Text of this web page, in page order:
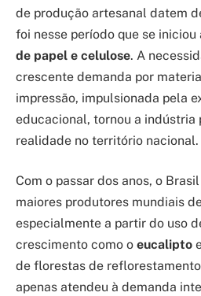
de produção artesanal datem
foi nesse período que se iniciou
de papel e celulose. A
crescente demanda por
impressão, impulsionada pela
educacional, tornou a indústria
realidade no território nacional.
Com o passar dos anos, o
maiores produtores mundiais
especialmente a partir do uso
crescimento como o eucalipto
de florestas de
apenas atendeu à demanda